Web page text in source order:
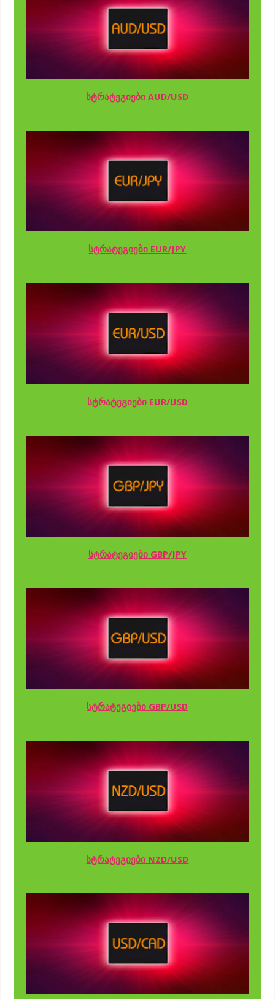
სტრატეგიები AUD/USD
სტრატეგიები EUR/JPY
სტრატეგიები EUR/USD
სტრატეგიები GBP/JPY
სტრატეგიები GBP/USD
სტრატეგიები NZD/USD